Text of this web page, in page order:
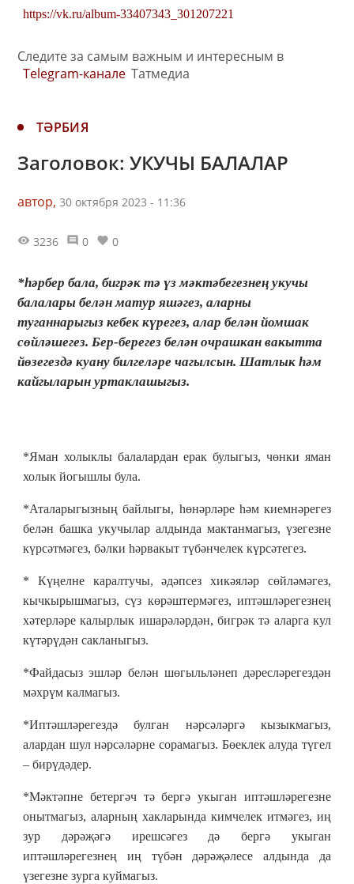
https://vk.ru/album-33407343_301207221
Следите за самым важным и интересным в
Telegram-канале Татмедиа
ТӘРБИЯ
Заголовок: УКУЧЫ БАЛАЛАР
автор, 30 октября 2023 - 11:36
3236 0 0
*һәрбер бала, бигрәк тә үз мәктәбегезнең укучы
балалары белән матур яшәгез, аларны
туганнарыгыз кебек күрегез, алар белән йомшак
сөйләшегез. Бер-берегез белән очрашкан вакытта
йөзегездә куану билгеләре чагылсын. Шатлык һәм
кайгыларын уртаклашыгыз.
*Яман холыклы балалардан ерак булыгыз, чөнки яман
холык йогышлы була.
*Аталарыгызның байлыгы, һөнәрләре һәм киемнәрегез
белән башка укучылар алдында мактанмагыз, үзегезне
күрсәтмәгез, бәлки һәрвакыт түбәнчелек күрсәтегез.
* Күңелне каралтучы, әдәпсез хикәяләр сөйләмәгез,
кычкырышмагыз, сүз көрәштермәгез, иптәшләрегезнең
хәтерләре калырлык ишарәләрдән, бигрәк тә аларга кул
күтәрүдән сакланыгыз.
*Файдасыз эшләр белән шөгыльләнеп дәресләрегездән
мәхрүм калмагыз.
*Иптәшләрегездә булган нәрсәләргә кызыкмагыз,
алардан шул нәрсәләрне сорамагыз. Бөеклек алуда түгел
– бирүдәдер.
*Мәктәпне бетергәч тә бергә укыган иптәшләрегезне
онытмагыз, аларның хакларында кимчелек итмәгез, иң
зур дәрәҗәгә ирешсәгез дә бергә укыган
иптәшләрегезнең иң түбән дәрәҗәлесе алдында да
үзегезне зурга куймагыз.